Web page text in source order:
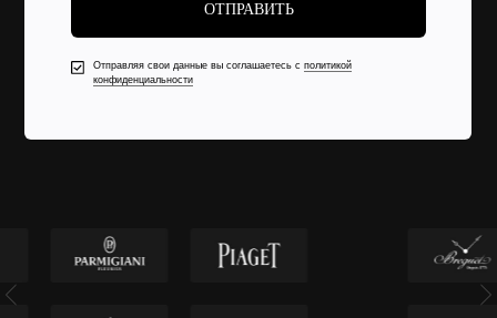
ОТПРАВИТЬ
Отправляя свои данные вы соглашаетесь с политикой
конфиденциальности